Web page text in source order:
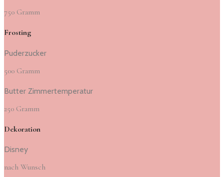
750 Gramm
Frosting
Puderzucker
500 Gramm
Butter Zimmertemperatur
250 Gramm
Dekoration
Disney
nach Wunsch